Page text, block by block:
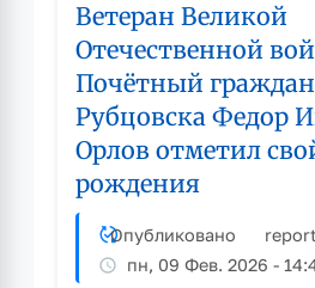
и
активная
жизнь»
помогает
россиянам
держать
здоровье
под
Ветеран Великой
Отечественной
Почётный
Рубцовска Федор
Орлов отметил
рождения
Опубликовано
пн, 09 Фев. 2026 -